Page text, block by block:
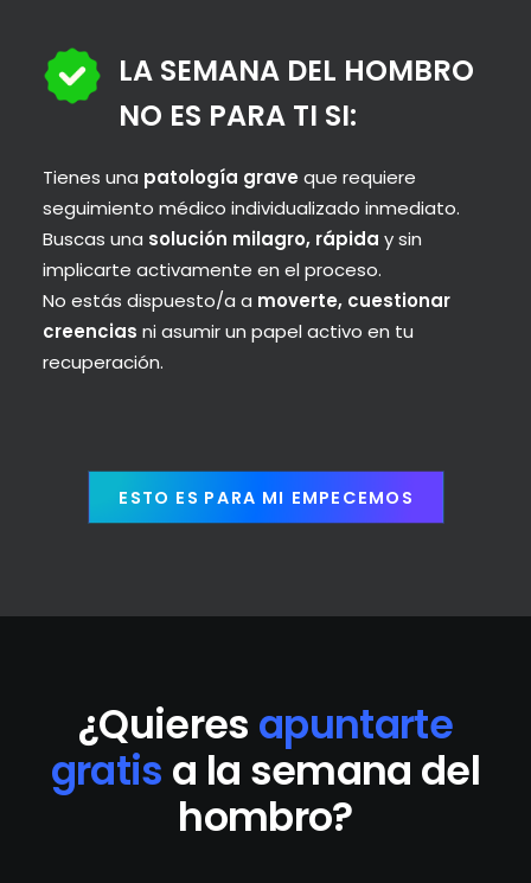
LA SEMANA DEL HOMBRO
NO ES PARA TI SI:
Tienes una patología grave que requiere
seguimiento médico individualizado inmediato.
Buscas una solución milagro, rápida y sin
implicarte activamente en el proceso.
No estás dispuesto/a a moverte, cuestionar
creencias ni asumir un papel activo en tu
recuperación.
ESTO ES PARA MI EMPECEMOS
¿Quieres apuntarte
gratis a la semana del
hombro?